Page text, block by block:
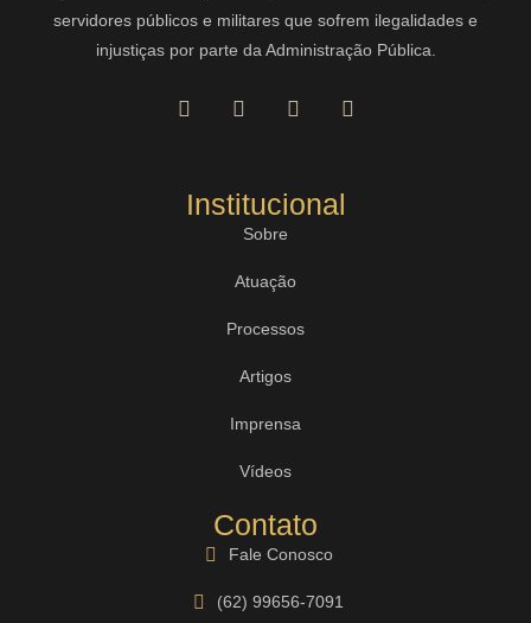
servidores públicos e militares que sofrem ilegalidades e
injustiças por parte da Administração Pública.
Institucional
Sobre
Atuação
Processos
Artigos
Imprensa
Vídeos
Contato
Fale Conosco
(62) 99656-7091